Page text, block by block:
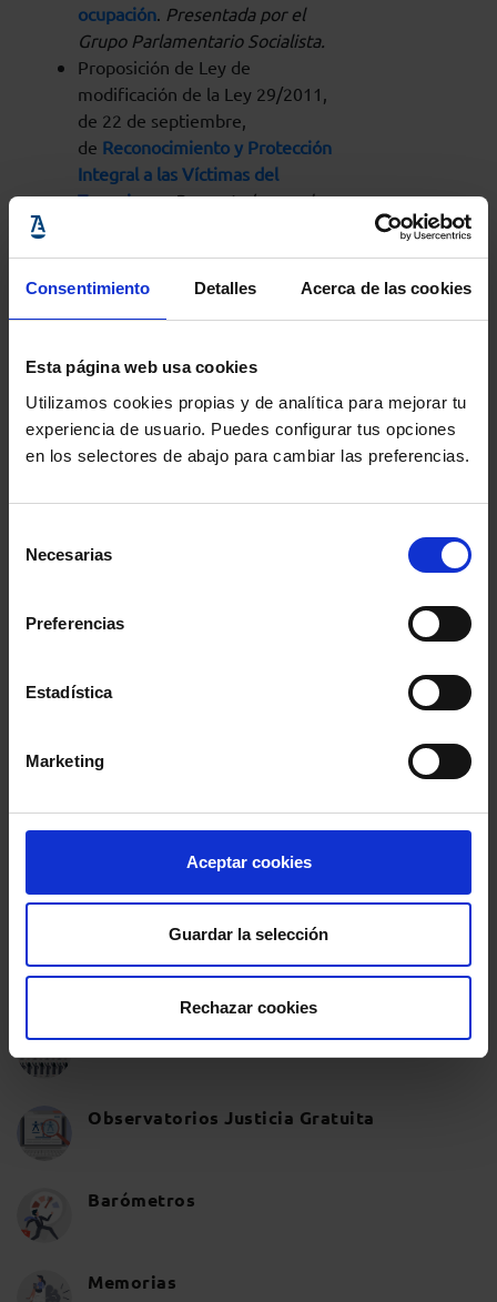
Consentimiento Detalles Acerca de las cookies
Esta página web usa cookies
Utilizamos cookies propias y de analítica para mejorar tu
experiencia de usuario. Puedes configurar tus opciones
en los selectores de abajo para cambiar las preferencias.
Necesarias
Preferencias
Estadística
Marketing
Aceptar cookies
Guardar la selección
Rechazar cookies
ocupación. Presentada por el
Grupo Parlamentario Socialista.
Proposición de Ley de
modificación de la Ley 29/2011,
de 22 de septiembre,
de Reconocimiento y Protección
Integral a las Víctimas del
Terrorismo. Presentada por el
Ciudadanos.
Proposición de Ley de
supervisión y solvencia de
refundido de la Ley del Mercado
de Valores,aprobado por el Real
Decreto Legislativo 4/2015, de
el Congreso.
Censo Numérico de Abogados
Observatorios Justicia Gratuita
Barómetros
Memorias